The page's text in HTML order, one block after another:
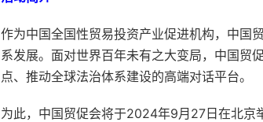
作为中国全国性贸易投资产业促进机构，中国
系发展。面对世界百年未有之大变局，中国贸
点、推动全球法治体系建设的高端对话平台。
为此，中国贸促会将于2024年9月27日在北京